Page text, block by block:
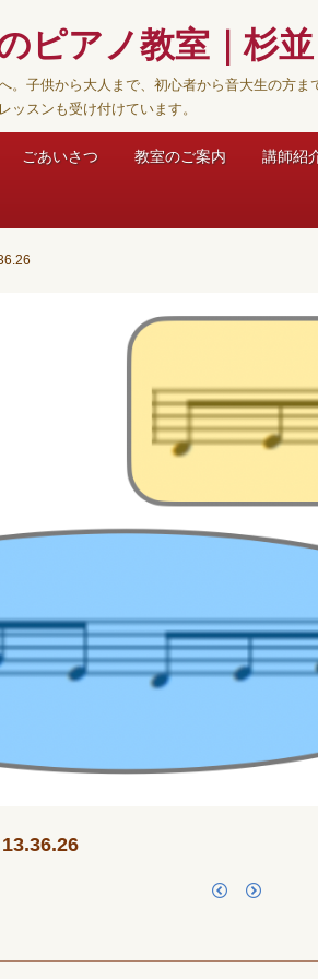
ピアノ教室｜杉
。子供から大人まで、初心者から音大生の方
ッスンも受け付けています。
ごあいさつ 教室のご案内 講師紹